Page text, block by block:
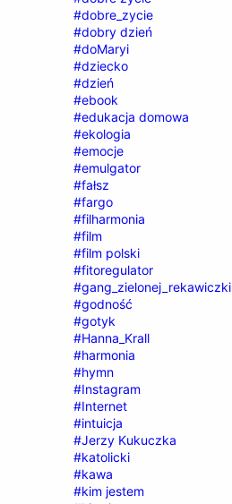
#dobre_zycie
#dobry dzień
#doMaryi
#dziecko
#dzień
#ebook
#edukacja domowa
#ekologia
#emocje
#emulgator
#fałsz
#fargo
#filharmonia
#film
#film polski
#fitoregulator
#gang_zielonej_rekawiczki
#godność
#gotyk
#Hanna_Krall
#harmonia
#hymn
#Instagram
#Internet
#intuicja
#Jerzy Kukuczka
#katolicki
#kawa
#kim jestem